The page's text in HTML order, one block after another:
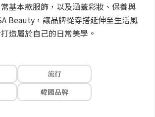
基本款服飾，以及涵蓋彩妝、保養與
Beauty，讓品牌從穿搭延伸至生活風
造屬於自己的日常美學。
流行
韓國品牌